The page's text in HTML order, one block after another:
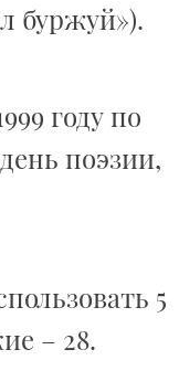
буржуй»).
году по
поэзии,
5
– 28.